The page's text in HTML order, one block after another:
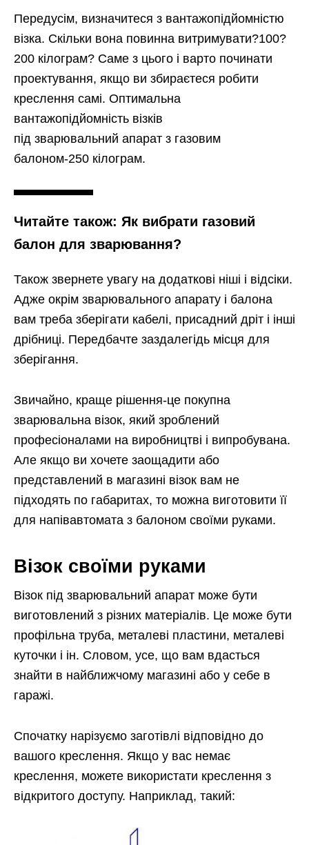
Передусім, визначитеся з вантажопідйомністю
візка. Скільки вона повинна витримувати?100?
200 кілограм? Саме з цього і варто починати
проектування, якщо ви збираєтеся робити
креслення самі. Оптимальна
вантажопідйомність візків
під зварювальний апарат з газовим
балоном-250 кілограм.
Читайте також: Як вибрати газовий
балон для зварювання?
Також звернете увагу на додаткові ніші і відсіки.
Адже окрім зварювального апарату і балона
вам треба зберігати кабелі, присадний дріт і інші
дрібниці. Передбачте заздалегідь місця для
зберігання.
Звичайно, краще рішення-це покупна
зварювальна візок, який зроблений
професіоналами на виробництві і випробувана.
Але якщо ви хочете заощадити або
представлений в магазині візок вам не
підходять по габаритах, то можна виготовити її
для напівавтомата з балоном своїми руками.
Візок своїми руками
Візок під зварювальний апарат може бути
виготовлений з різних матеріалів. Це може бути
профільна труба, металеві пластини, металеві
куточки і ін. Словом, усе, що вам вдасться
знайти в найближчому магазині або у себе в
гаражі.
Спочатку нарізуємо заготівлі відповідно до
вашого креслення. Якщо у вас немає
креслення, можете використати креслення з
відкритого доступу. Наприклад, такий: